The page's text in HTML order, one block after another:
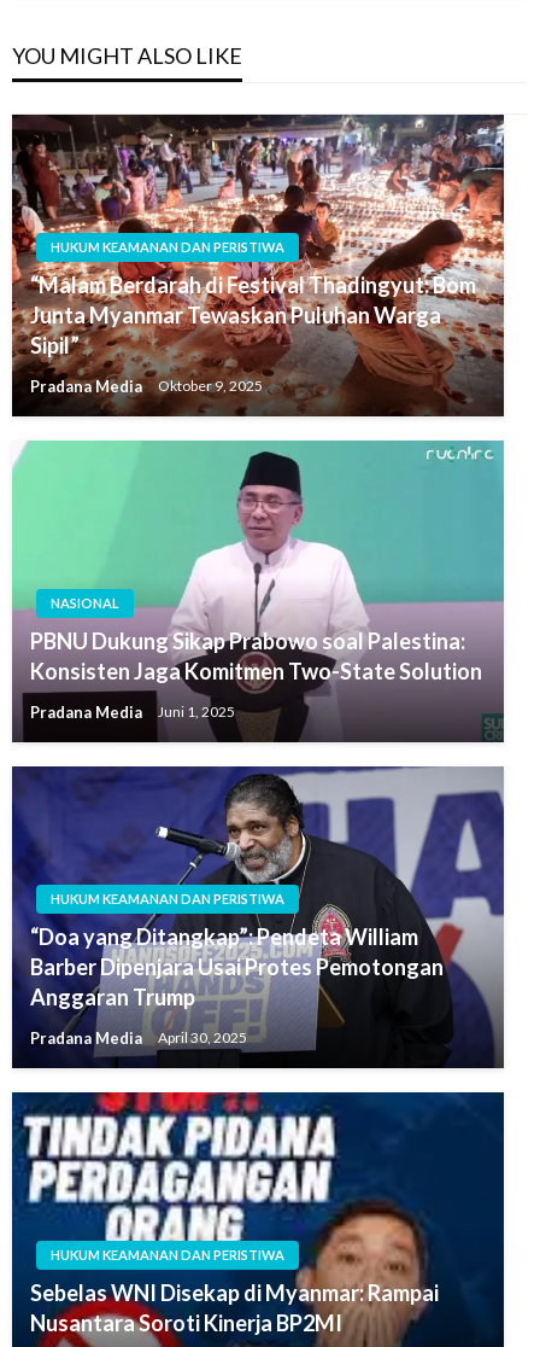
YOU MIGHT ALSO LIKE
HUKUM KEAMANAN DAN PERISTIWA
“Malam Berdarah di Festival Thadingyut: Bom
Junta Myanmar Tewaskan Puluhan Warga
Sipil”
Pradana Media Oktober 9, 2025
NASIONAL
PBNU Dukung Sikap Prabowo soal Palestina:
Konsisten Jaga Komitmen Two-State Solution
Pradana Media Juni 1, 2025
HUKUM KEAMANAN DAN PERISTIWA
“Doa yang Ditangkap”: Pendeta William
Barber Dipenjara Usai Protes Pemotongan
Anggaran Trump
Pradana Media April 30, 2025
HUKUM KEAMANAN DAN PERISTIWA
Sebelas WNI Disekap di Myanmar: Rampai
Nusantara Soroti Kinerja BP2MI